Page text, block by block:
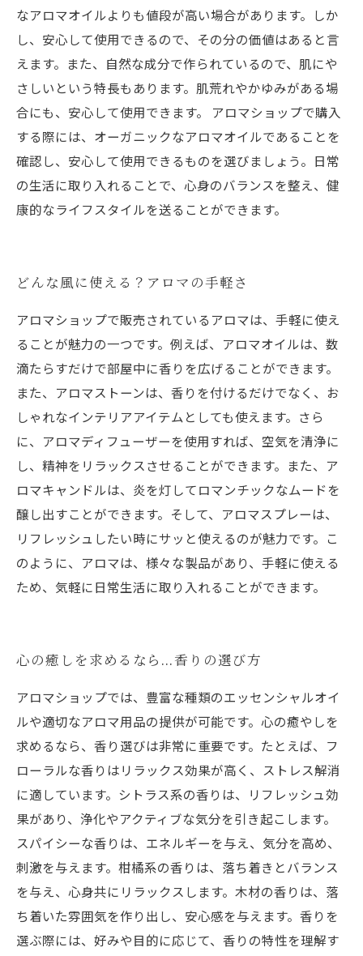
なアロマオイルよりも値段が高い場合があります。しか
し、安心して使用できるので、その分の価値はあると言
えます。また、自然な成分で作られているので、肌にや
さしいという特長もあります。肌荒れやかゆみがある場
合にも、安心して使用できます。 アロマショップで購入
する際には、オーガニックなアロマオイルであることを
確認し、安心して使用できるものを選びましょう。日常
の生活に取り入れることで、心身のバランスを整え、健
康的なライフスタイルを送ることができます。
どんな風に使える？アロマの手軽さ
アロマショップで販売されているアロマは、手軽に使え
ることが魅力の一つです。例えば、アロマオイルは、数
滴たらすだけで部屋中に香りを広げることができます。
また、アロマストーンは、香りを付けるだけでなく、お
しゃれなインテリアアイテムとしても使えます。さら
に、アロマディフューザーを使用すれば、空気を清浄に
し、精神をリラックスさせることができます。また、ア
ロマキャンドルは、炎を灯してロマンチックなムードを
醸し出すことができます。そして、アロマスプレーは、
リフレッシュしたい時にサッと使えるのが魅力です。こ
のように、アロマは、様々な製品があり、手軽に使える
ため、気軽に日常生活に取り入れることができます。
心の癒しを求めるなら…香りの選び方
アロマショップでは、豊富な種類のエッセンシャルオイ
ルや適切なアロマ用品の提供が可能です。心の癒やしを
求めるなら、香り選びは非常に重要です。たとえば、フ
ローラルな香りはリラックス効果が高く、ストレス解消
に適しています。シトラス系の香りは、リフレッシュ効
果があり、浄化やアクティブな気分を引き起こします。
スパイシーな香りは、エネルギーを与え、気分を高め、
刺激を与えます。柑橘系の香りは、落ち着きとバランス
を与え、心身共にリラックスします。木材の香りは、落
ち着いた雰囲気を作り出し、安心感を与えます。香りを
選ぶ際には、好みや目的に応じて、香りの特性を理解す